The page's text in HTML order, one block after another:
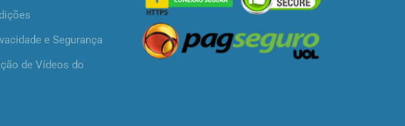
e Segurança
de Vídeos do